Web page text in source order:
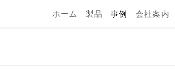
ホーム 製品 事例 会社案内